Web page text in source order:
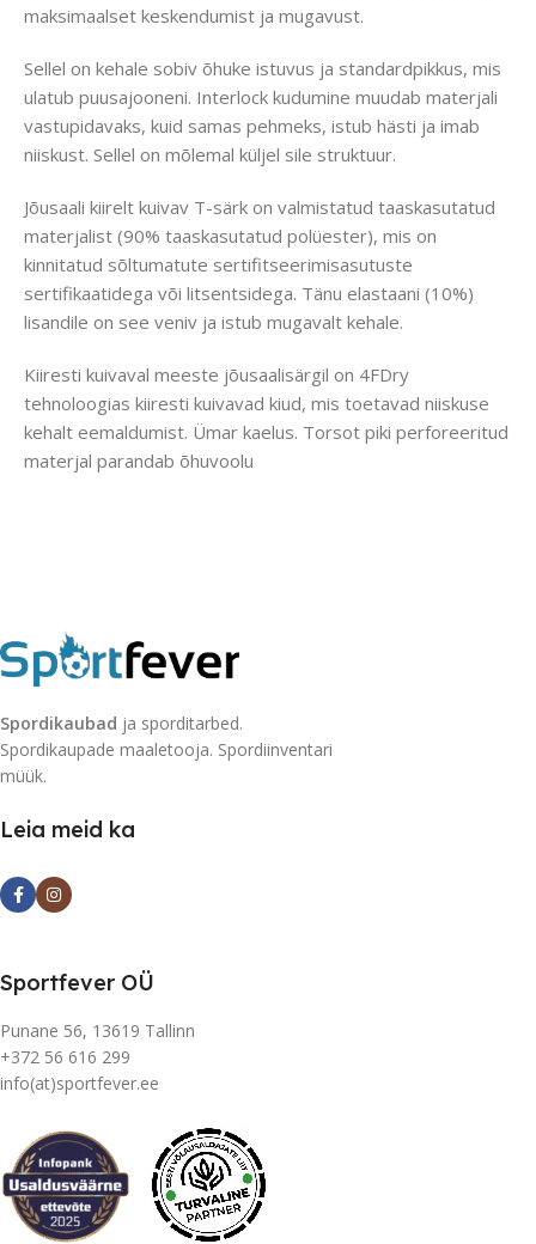
maksimaalset keskendumist ja mugavust.
Sellel on kehale sobiv õhuke istuvus ja standardpikkus, mis
ulatub puusajooneni. Interlock kudumine muudab materjali
vastupidavaks, kuid samas pehmeks, istub hästi ja imab
niiskust. Sellel on mõlemal küljel sile struktuur.
Jõusaali kiirelt kuivav T-särk on valmistatud taaskasutatud
materjalist (90% taaskasutatud polüester), mis on
kinnitatud sõltumatute sertifitseerimisasutuste
sertifikaatidega või litsentsidega. Tänu elastaani (10%)
lisandile on see veniv ja istub mugavalt kehale.
Kiiresti kuivaval meeste jõusaalisärgil on 4FDry
tehnoloogias kiiresti kuivavad kiud, mis toetavad niiskuse
kehalt eemaldumist. Ümar kaelus. Torsot piki perforeeritud
materjal parandab õhuvoolu
Spordikaubad ja sporditarbed.
Spordikaupade maaletooja. Spordiinventari
müük.
Leia meid ka
Sportfever OÜ
Punane 56, 13619 Tallinn
+372 56 616 299
info(at)sportfever.ee